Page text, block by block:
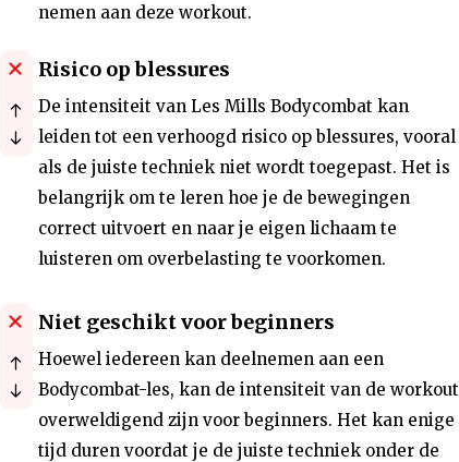
nemen aan deze workout.
Risico op blessures
De intensiteit van Les Mills Bodycombat kan
leiden tot een verhoogd risico op blessures, vooral
als de juiste techniek niet wordt toegepast. Het is
belangrijk om te leren hoe je de bewegingen
correct uitvoert en naar je eigen lichaam te
luisteren om overbelasting te voorkomen.
Niet geschikt voor beginners
Hoewel iedereen kan deelnemen aan een
Bodycombat-les, kan de intensiteit van de workout
overweldigend zijn voor beginners. Het kan enige
tijd duren voordat je de juiste techniek onder de